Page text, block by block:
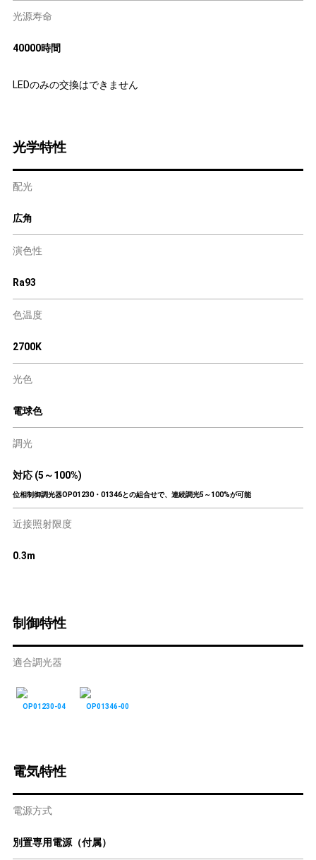
光源寿命
40000時間
LEDのみの交換はできません
光学特性
配光
広角
演色性
Ra93
色温度
2700K
光色
電球色
調光
対応 (5～100%)
位相制御調光器OP01230・01346との組合せで、連続調光5～100%が可能
近接照射限度
0.3m
制御特性
適合調光器
OP01230-04 OP01346-00
電気特性
電源方式
別置専用電源（付属）